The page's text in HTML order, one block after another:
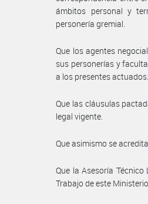
ámbitos personal y
personería gremial.
Que los agentes
sus personerías y
a los presentes actuados.
Que las cláusulas
legal vigente.
Que asimismo se
Que la Asesoría
Trabajo de este